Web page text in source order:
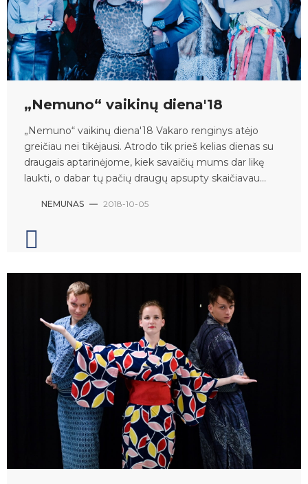
„Nemuno“ vaikinų diena'18
„Nemuno“ vaikinų diena'18 Vakaro renginys atėjo
greičiau nei tikėjausi. Atrodo tik prieš kelias dienas su
draugais aptarinėjome, kiek savaičių mums dar likę
laukti, o dabar tų pačių draugų apsupty skaičiavau...
NEMUNAS — 2018-10-05